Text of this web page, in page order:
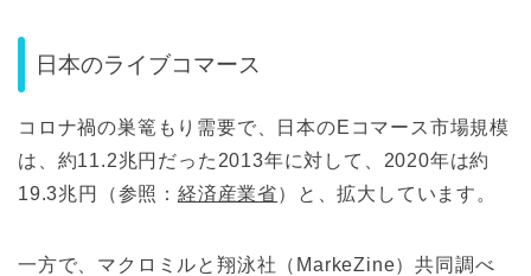
日本のライブコマース
コロナ禍の巣篭もり需要で、日本のEコマース市場規模
は、約11.2兆円だった2013年に対して、2020年は約
19.3兆円（参照： 経済産業省）と、拡大しています。
一方で、マクロミルと翔泳社（MarkeZine）共同調べ